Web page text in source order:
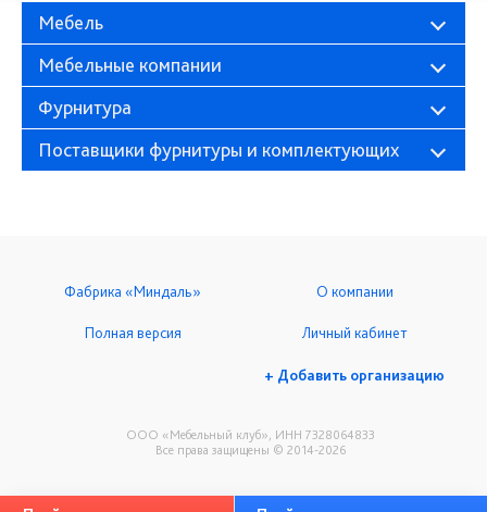
Мебель
Мебельные компании
Фурнитура
Поставщики фурнитуры и комплектующих
ООО «Мебельный клуб», ИНН 7328064833
Все права защищены © 2014-2026
Фабрика «Миндаль» О компании
Полная версия Личный кабинет
+ Добавить организацию